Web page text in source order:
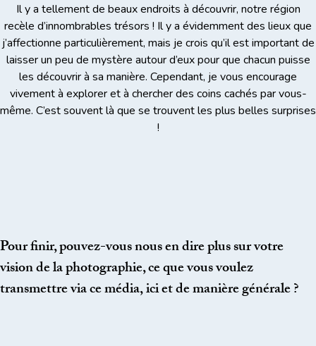
Il y a tellement de beaux endroits à découvrir, notre région
recèle d’innombrables trésors ! Il y a évidemment des lieux que
j’affectionne particulièrement, mais je crois qu’il est important de
laisser un peu de mystère autour d’eux pour que chacun puisse
les découvrir à sa manière. Cependant, je vous encourage
vivement à explorer et à chercher des coins cachés par vous-
même. C’est souvent là que se trouvent les plus belles surprises
!
Pour finir, pouvez-vous nous en dire plus sur votre
vision de la photographie, ce que vous voulez
transmettre via ce média,ici et de manière générale ?